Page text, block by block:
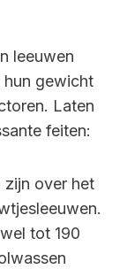
leeuwen
hun gewicht
Laten
feiten:
zijn over het
tot 190